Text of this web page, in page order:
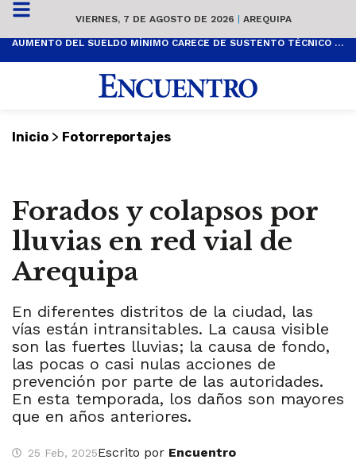
VIERNES, 7 DE AGOSTO DE 2026 | AREQUIPA
AUMENTO DEL SUELDO MÍNIMO CARECE DE SUSTENTO TÉCNICO Y ES POPULISTA
Inicio > Fotorreportajes
Forados y colapsos por
lluvias en red vial de
Arequipa
En diferentes distritos de la ciudad, las
vías están intransitables. La causa visible
son las fuertes lluvias; la causa de fondo,
las pocas o casi nulas acciones de
prevención por parte de las autoridades.
En esta temporada, los daños son mayores
que en años anteriores.
25 Feb, 2025Escrito por Encuentro